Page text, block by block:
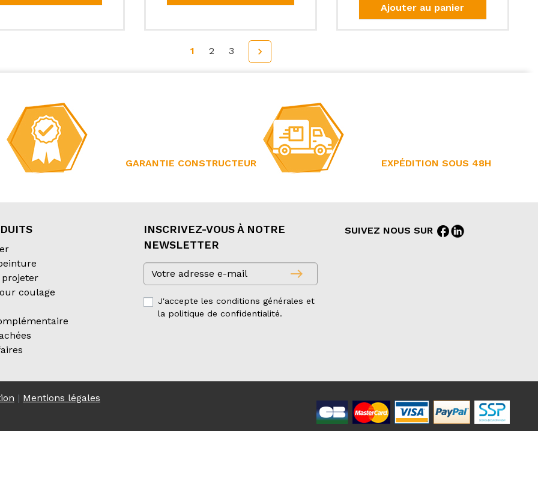
Ajouter au panier
1 2 3 Suivant

GARANTIE CONSTRUCTEUR EXPÉDITION SOUS 48H
projeter
coulage
INSCRIVEZ-VOUS À NOTRE
NEWSLETTER
east
J'accepte les conditions générales et
la politique de confidentialité.
SUIVEZ NOUS SUR facebook
| Mentions légales